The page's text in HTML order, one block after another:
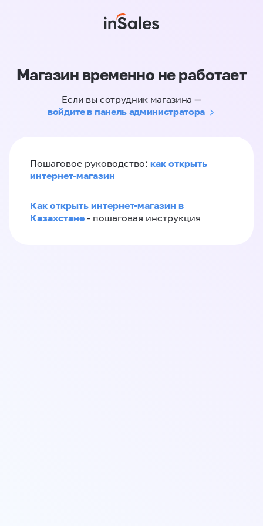
Магазин временно не работает
Если вы сотрудник магазина —
войдите в панель администратора
Пошаговое руководство: как открыть
интернет-магазин
Как открыть интернет-магазин в
Казахстане - пошаговая инструкция